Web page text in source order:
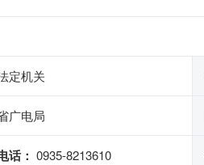
定机关
广电局
话： 0935-8213610